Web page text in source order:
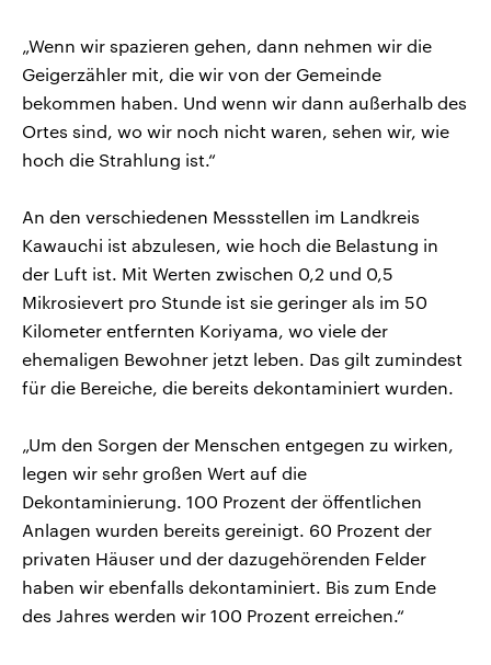
„Wenn wir spazieren gehen, dann nehmen wir die
Geigerzähler mit, die wir von der Gemeinde
bekommen haben. Und wenn wir dann außerhalb des
Ortes sind, wo wir noch nicht waren, sehen wir, wie
hoch die Strahlung ist.“
An den verschiedenen Messstellen im Landkreis
Kawauchi ist abzulesen, wie hoch die Belastung in
der Luft ist. Mit Werten zwischen 0,2 und 0,5
Mikrosievert pro Stunde ist sie geringer als im 50
Kilometer entfernten Koriyama, wo viele der
ehemaligen Bewohner jetzt leben. Das gilt zumindest
für die Bereiche, die bereits dekontaminiert wurden.
„Um den Sorgen der Menschen entgegen zu wirken,
legen wir sehr großen Wert auf die
Dekontaminierung. 100 Prozent der öffentlichen
Anlagen wurden bereits gereinigt. 60 Prozent der
privaten Häuser und der dazugehörenden Felder
haben wir ebenfalls dekontaminiert. Bis zum Ende
des Jahres werden wir 100 Prozent erreichen.“